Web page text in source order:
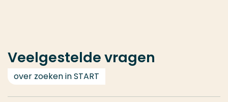
Veelgestelde vragen
over zoeken in START